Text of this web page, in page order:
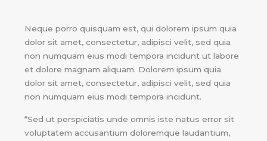
Neque porro quisquam est, qui dolorem ipsum quia
dolor sit amet, consectetur, adipisci velit, sed quia
non numquam eius modi tempora incidunt ut labore
et dolore magnam aliquam. Dolorem ipsum quia
dolor sit amet, consectetur, adipisci velit, sed quia
non numquam eius modi tempora incidunt.
“Sed ut perspiciatis unde omnis iste natus error sit
voluptatem accusantium doloremque laudantium,